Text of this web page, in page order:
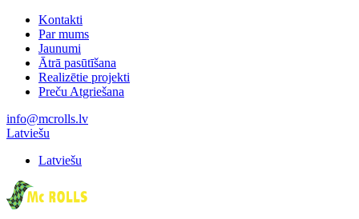
Kontakti
Par mums
Jaunumi
Ātrā pasūtīšana
Realizētie projekti
Preču Atgriešana
info@mcrolls.lv
Latviešu
Latviešu